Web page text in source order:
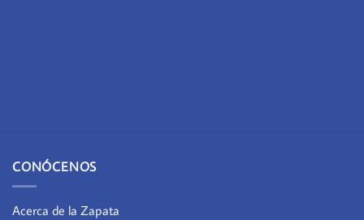
CONÓCENOS
Acerca de la Zapata